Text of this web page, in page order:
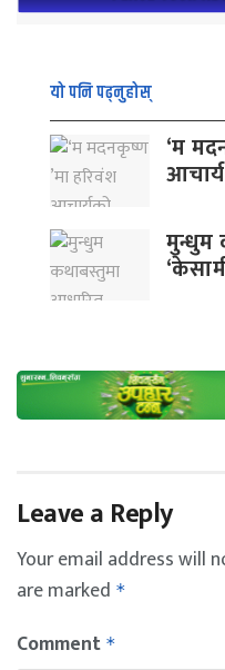
यो पनि पढ्नुहोस्
‘म
मुन्धुम
Leave a Reply
Your email address will
are marked *
Comment *